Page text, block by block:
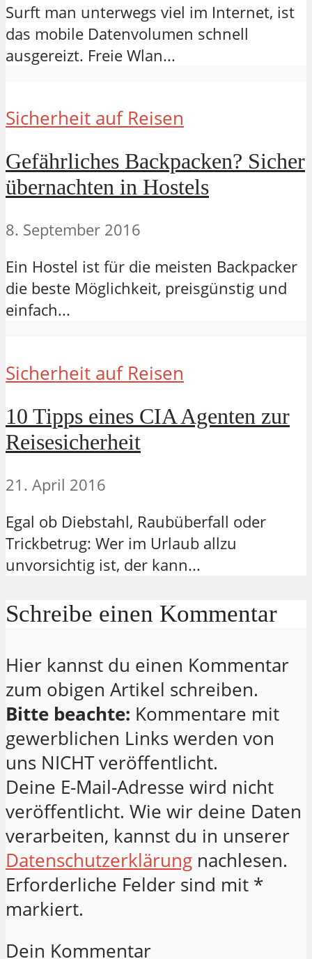
Surft man unterwegs viel im Internet, ist
das mobile Datenvolumen schnell
ausgereizt. Freie Wlan...
Sicherheit auf Reisen
Gefährliches Backpacken? Sicher
übernachten in Hostels
8. September 2016
Ein Hostel ist für die meisten Backpacker
die beste Möglichkeit, preisgünstig und
einfach...
Sicherheit auf Reisen
10 Tipps eines CIA Agenten zur
Reisesicherheit
21. April 2016
Egal ob Diebstahl, Raubüberfall oder
Trickbetrug: Wer im Urlaub allzu
unvorsichtig ist, der kann...
Schreibe einen Kommentar
Hier kannst du einen Kommentar
zum obigen Artikel schreiben.
Bitte beachte: Kommentare mit
gewerblichen Links werden von
uns NICHT veröffentlicht.
Deine E-Mail-Adresse wird nicht
veröffentlicht. Wie wir deine Daten
verarbeiten, kannst du in unserer
Datenschutzerklärung nachlesen.
Erforderliche Felder sind mit *
markiert.
Dein Kommentar